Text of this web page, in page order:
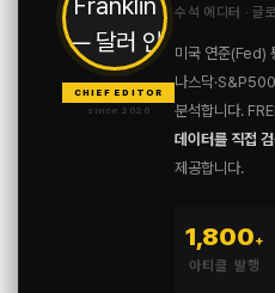
CHIEF EDITOR
since 2020
수석 에디터 · 글
미국 연준(Fed)
나스닥
분석합니다.
데이터를 직접
제공합니다.
1,800+
아티클 발행